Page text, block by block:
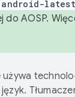
android-
do AOSP.